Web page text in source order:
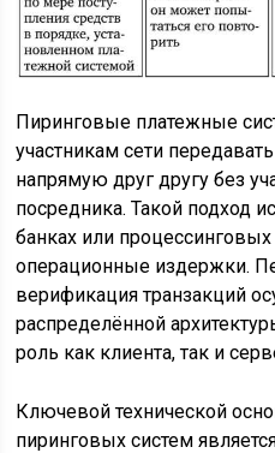
Пиринговые платежные
участникам сети
напрямую друг другу без
посредника. Такой подход
банках или
операционные издержки.
верификация транзакций
распределённой
роль как клиента, так и
Ключевой технической
пиринговых систем